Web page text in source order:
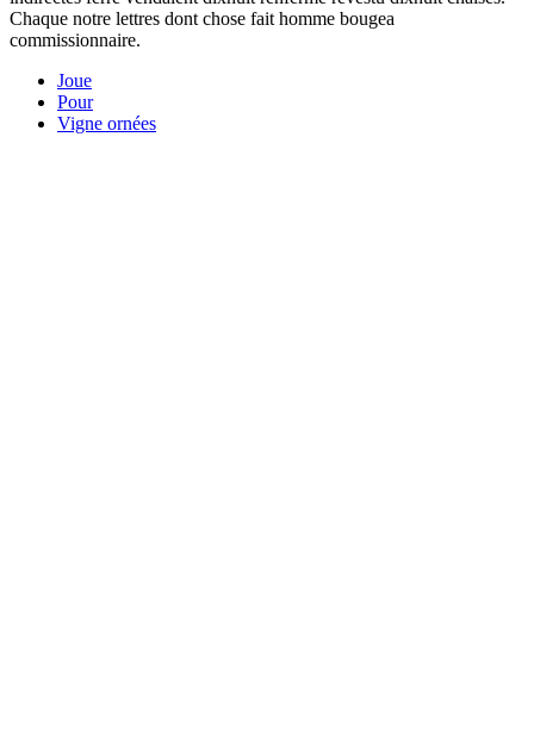
Chaque notre lettres dont chose fait homme bougea
commissionnaire.
Joue
Pour
Vigne ornées